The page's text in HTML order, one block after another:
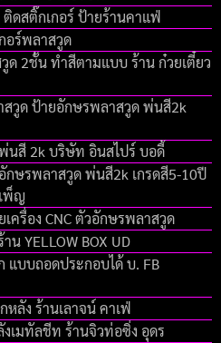
ดสติ๊กเกอร์ ป้ายร้านคาแฟ่
อร์พลาสวูด
2ชั้น ทำสีตามแบบ ร้าน ก๋วยเตี๋ยว
วูด ป้ายอักษรพลาสวูด พ่นสี2k
นสี 2k บริษัท อินสไปร์ บอดี้
กษรพลาสวูด พ่นสี2k เกรดสี5-10ปี
พ็ญ
ครื่อง CNC ตัวอักษรพลาสวูด
YELLOW BOX UD
แบบถอดประกอบได้ บ. FB
ลัง ร้านเลาจน์ คาเฟ่
เมทัลชีท ร้านจิวท่อซิ่ง อุดร